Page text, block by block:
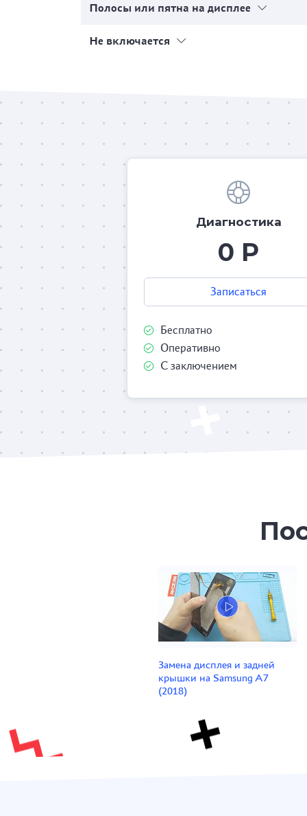
Полосы или пятна на дисплее
Не включается
Диагностика
0 Р
Записаться
Бесплатно
Оперативно
С заключением
Замена дисплея и задней
крышки на Samsung A7
(2018)